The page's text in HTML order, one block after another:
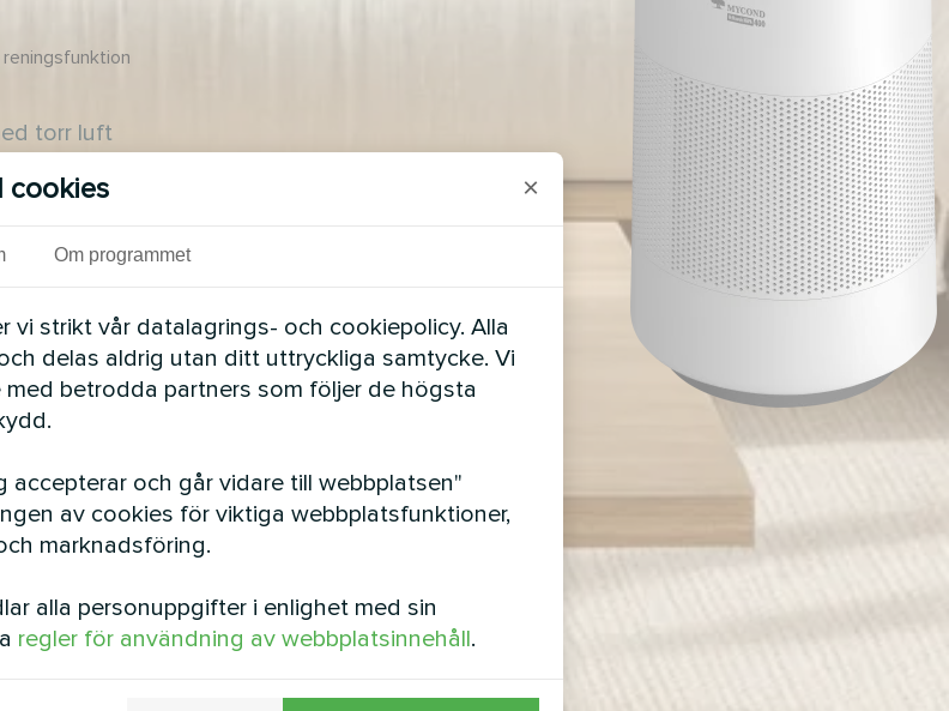
torr luft
kontroll,
tyst,
och
cookies ×
Om programmet
vi strikt vår datalagrings- och cookiepolicy. Alla
delas aldrig utan ditt uttryckliga samtycke. Vi
betrodda partners som följer de högsta
accepterar och går vidare till webbplatsen"
av cookies för viktiga webbplatsfunktioner,
marknadsföring.
alla personuppgifter i enlighet med sin
regler för användning av webbplatsinnehåll.